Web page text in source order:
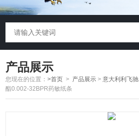
产品展示
您现在的位置：>首页 > 产品展示 >意大利利飞驰
酯0.002-32BPR药敏纸条